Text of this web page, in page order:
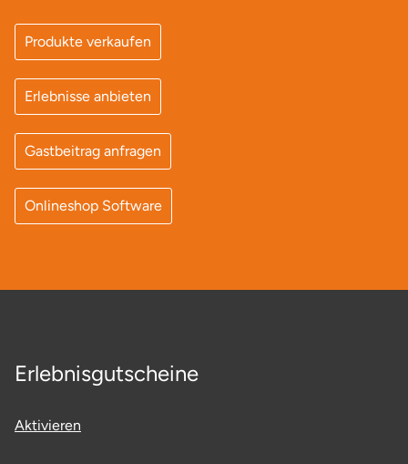
Produkte verkaufen
Erlebnisse anbieten
Gastbeitrag anfragen
Onlineshop Software
Erlebnisgutscheine
Aktivieren
Lüneburg
Main-Kinzig-Kreis
Mainz
Mecklenburgische Seenplatte
Merzig
Mettingen